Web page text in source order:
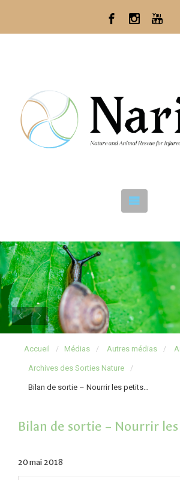
Accueil Médias Autres médias
Archives des Sorties Nature
Bilan de sortie – Nourrir les petits…
Bilan de sortie – Nourrir
20 mai 2018